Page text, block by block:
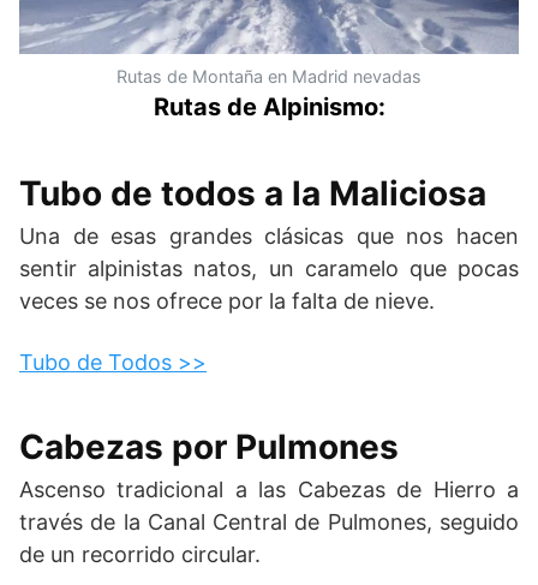
Rutas de Montaña en Madrid nevadas
Rutas de Alpinismo:
Tubo de todos a la Maliciosa
Una de esas grandes clásicas que nos hacen
sentir alpinistas natos, un caramelo que pocas
veces se nos ofrece por la falta de nieve.
Tubo de Todos >>
Cabezas por Pulmones
Ascenso tradicional a las Cabezas de Hierro a
través de la Canal Central de Pulmones, seguido
de un recorrido circular.